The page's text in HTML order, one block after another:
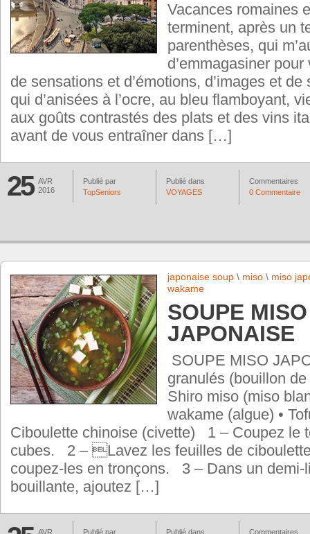
Vacances romaines
terminent, après un
parenthèses, qui
d’emmagasiner
de sensations et d’émotions, d’images et
qui d’anisées à l’ocre, au bleu flamboyant,
aux goûts contrastés des plats et des vins
avant de vous entraîner dans […]
25 AVR
2016
Publié par
TopSeniors
Publié dans
VOYAGES
Commentaires
0 Commentaire
japonaise soup \ miso \ miso
wakame
SOUPE MISO
JAPONAISE
SOUPE MISO
granulés (bouillon
Shiro miso (miso
wakame (algue) •
Ciboulette chinoise (civette) 1 – Coupez le
cubes. 2 – Lavez les feuilles de
coupez-les en tronçons. 3 – Dans un demi-
bouillante, ajoutez […]
AVR Publié par Publié dans Commentaires